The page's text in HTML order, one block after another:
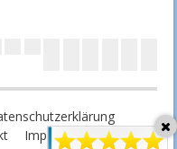
Impressum